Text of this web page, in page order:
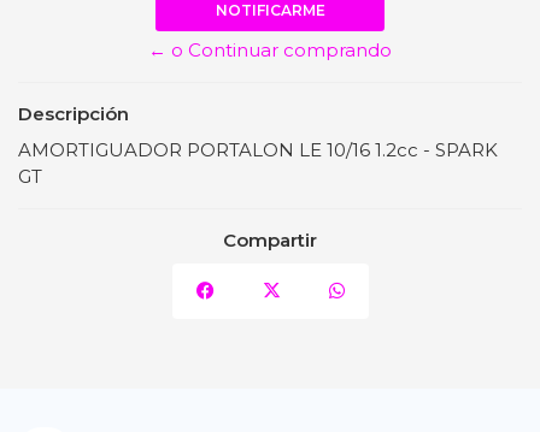
NOTIFICARME
← o Continuar comprando
Descripción
AMORTIGUADOR PORTALON LE 10/16 1.2cc - SPARK
GT
Compartir